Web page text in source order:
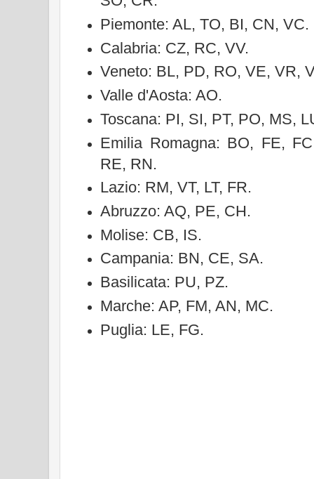
Piemonte: AL, TO, BI, CN, VC.
Calabria: CZ, RC, VV.
Veneto: BL, PD, RO, VE, VR,
Valle d'Aosta: AO.
Toscana: PI, SI, PT, PO, MS,
Emilia Romagna: BO, FE,
RE, RN.
Lazio: RM, VT, LT, FR.
Abruzzo: AQ, PE, CH.
Molise: CB, IS.
Campania: BN, CE, SA.
Basilicata: PU, PZ.
Marche: AP, FM, AN, MC.
Puglia: LE, FG.